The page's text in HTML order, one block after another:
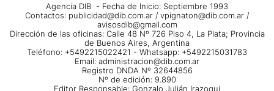
Agencia DIB - Fecha de Inicio: Septiembre 1993
Contactos: publicidad@dib.com.ar / vpignaton@dib.com.ar /
avisosdib@gmail.com
Dirección de las oficinas: Calle 48 Nº 726 Piso 4, La Plata; Provincia
de Buenos Aires, Argentina
Teléfono: +5492215022421 - Whatsapp: +5492215031783
Email: administracion@dib.com.ar
Registro DNDA Nº 32644856
Nº de edición: 9.890
Editor Responsable: Gonzalo Julián Irazoqui